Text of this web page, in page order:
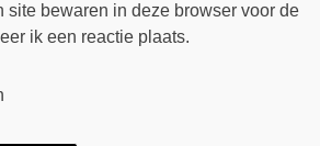
site bewaren in deze browser voor de
ik een reactie plaats.